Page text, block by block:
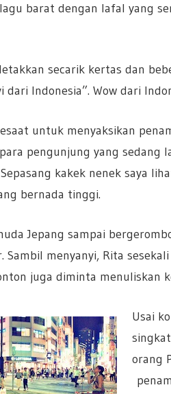
barat dengan lafal yang
secarik kertas dan
dari Indonesia”. Wow dari
untuk menyaksikan
pengunjung yang sedang
kakek nenek saya
bernada tinggi.
Jepang sampai
Sambil menyanyi, Rita
juga diminta menuliskan
Usai
orang